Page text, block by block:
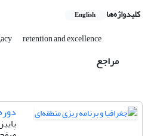
کلیدواژه‌ها English
retention and excellence
مراجع
دوره 11،
پاییز 1400